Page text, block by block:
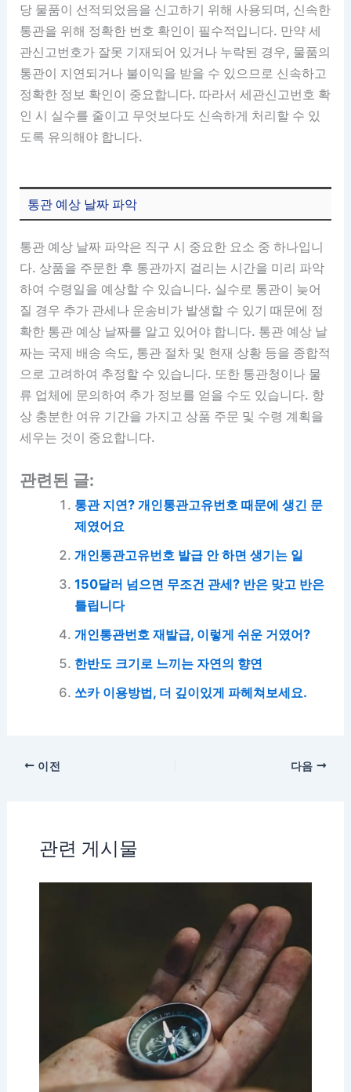
당 물품이 선적되었음을 신고하기 위해 사용되며, 신속한
통관을 위해 정확한 번호 확인이 필수적입니다. 만약 세
관신고번호가 잘못 기재되어 있거나 누락된 경우, 물품의
통관이 지연되거나 불이익을 받을 수 있으므로 신속하고
정확한 정보 확인이 중요합니다. 따라서 세관신고번호 확
인 시 실수를 줄이고 무엇보다도 신속하게 처리할 수 있
도록 유의해야 합니다.
통관 예상 날짜 파악
통관 예상 날짜 파악은 직구 시 중요한 요소 중 하나입니
다. 상품을 주문한 후 통관까지 걸리는 시간을 미리 파악
하여 수령일을 예상할 수 있습니다. 실수로 통관이 늦어
질 경우 추가 관세나 운송비가 발생할 수 있기 때문에 정
확한 통관 예상 날짜를 알고 있어야 합니다. 통관 예상 날
짜는 국제 배송 속도, 통관 절차 및 현재 상황 등을 종합적
으로 고려하여 추정할 수 있습니다. 또한 통관청이나 물
류 업체에 문의하여 추가 정보를 얻을 수도 있습니다. 항
상 충분한 여유 기간을 가지고 상품 주문 및 수령 계획을
세우는 것이 중요합니다.
관련된 글:
통관 지연? 개인통관고유번호 때문에 생긴 문
제였어요
개인통관고유번호 발급 안 하면 생기는 일
150달러 넘으면 무조건 관세? 반은 맞고 반은
틀립니다
개인통관번호 재발급, 이렇게 쉬운 거였어?
한반도 크기로 느끼는 자연의 향연
쏘카 이용방법, 더 깊이있게 파헤쳐보세요.
이전 다음
관련 게시물